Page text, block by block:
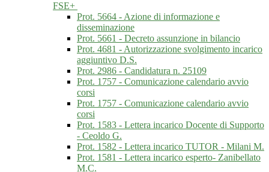
FSE+
Prot. 5664 - Azione di informazione e
disseminazione
Prot. 5661 - Decreto assunzione in bilancio
Prot. 4681 - Autorizzazione svolgimento incarico
aggiuntivo D.S.
Prot. 2986 - Candidatura n. 25109
Prot. 1757 - Comunicazione calendario avvio
corsi
Prot. 1757 - Comunicazione calendario avvio
corsi
Prot. 1583 - Lettera incarico Docente di Supporto
- Ceoldo G.
Prot. 1582 - Lettera incarico TUTOR - Milani M.
Prot. 1581 - Lettera incarico esperto- Zanibellato
M.C.